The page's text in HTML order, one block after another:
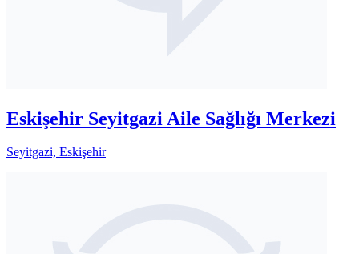
Eskişehir Seyitgazi Aile Sağlığı Merkezi
Seyitgazi, Eskişehir